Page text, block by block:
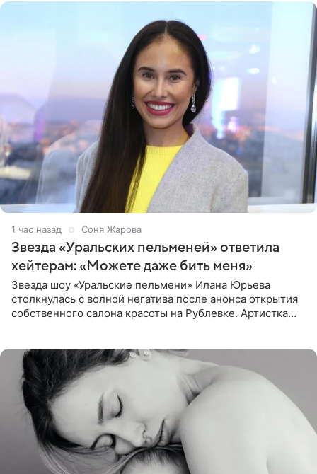
1 час назад Соня Жарова
Звезда «Уральских пельменей» ответила
хейтерам: «Можете даже бить меня»
Звезда шоу «Уральские пельмени» Илана Юрьева
столкнулась с волной негатива после анонса открытия
собственного салона красоты на Рублевке. Артистка